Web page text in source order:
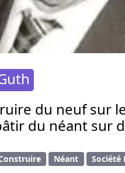
du neuf sur
du néant sur
Néant Société